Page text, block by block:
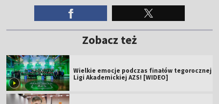
Zobacz też
Wielkie emocje podczas finałów tegorocznej
Ligi Akademickiej AZS! [WIDEO]